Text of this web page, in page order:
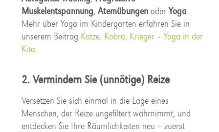
Muskelentspannung, AtemübungenoderYoga.
Mehr über Yoga im Kindergarten erfahren Sie in
unserem Beitrag Katze, Kobra, Krieger – Yoga in der
Kita.
2. Vermindern Sie (unnötige) Reize
Versetzen Sie sich einmal in die Lage eines
Menschen, der Reize ungefiltert wahrnimmt, und
entdecken Sie Ihre Räumlichkeiten neu – zuerst